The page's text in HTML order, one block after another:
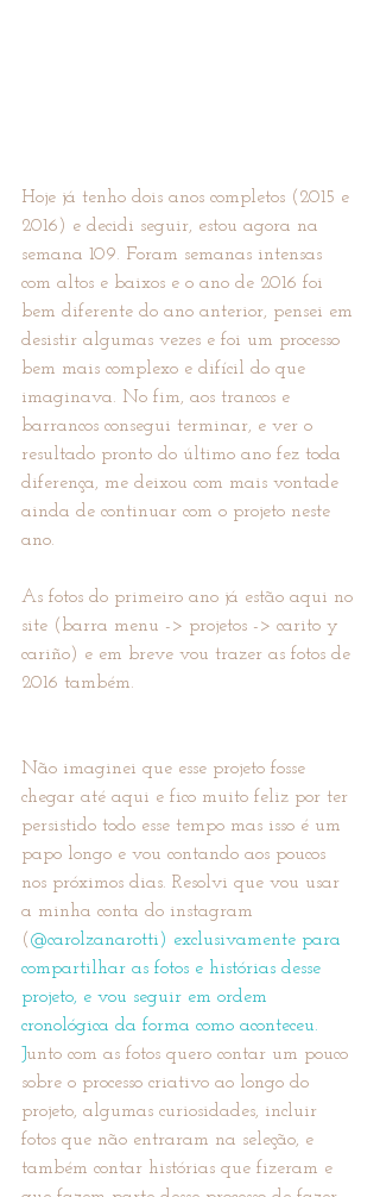
Hoje já tenho dois anos completos (2015 e
2016) e decidi seguir, estou agora na
semana 109. Foram semanas intensas
com altos e baixos e o ano de 2016 foi
bem diferente do ano anterior, pensei em
desistir algumas vezes e foi um processo
bem mais complexo e difícil do que
imaginava. No fim, aos trancos e
barrancos consegui terminar, e ver o
resultado pronto do último ano fez toda
diferença, me deixou com mais vontade
ainda de continuar com o projeto neste
ano.
As fotos do primeiro ano já estão aqui no
site (barra menu -> projetos -> carito y
cariño) e em breve vou trazer as fotos de
2016 também.
Não imaginei que esse projeto fosse
chegar até aqui e fico muito feliz por ter
persistido todo esse tempo mas isso é um
papo longo e vou contando aos poucos
nos próximos dias. Resolvi que vou usar
a minha conta do instagram
( @carolzanarotti) exclusivamente para
compartilhar as fotos e histórias desse
projeto, e vou seguir em ordem
cronológica da forma como aconteceu.
unto com as fotos quero contar um pouco
sobre o processo criativo ao longo do
projeto, algumas curiosidades, incluir
fotos que não entraram na seleção, e
também contar histórias que fizeram e